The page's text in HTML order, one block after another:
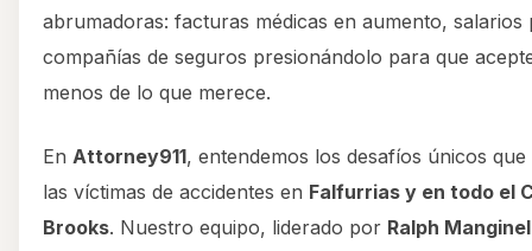
abrumadoras: facturas médicas en aumento, salarios
compañías de seguros presionándolo para que
menos de lo que merece.
En Attorney911, entendemos los desafíos únicos
las víctimas de accidentes en Falfurrias y en todo el
Brooks. Nuestro equipo, liderado por Ralph